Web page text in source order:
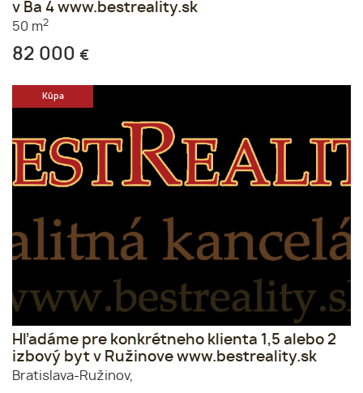
v Ba 4 www.bestreality.sk
50 m2
82 000 €
Kúpa
Hľadáme pre konkrétneho klienta 1,5 alebo 2
izbový byt v Ružinove www.bestreality.sk
Bratislava-Ružinov,